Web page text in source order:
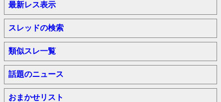
最新レス表示
スレッドの検索
類似スレ一覧
話題のニュース
おまかせリスト